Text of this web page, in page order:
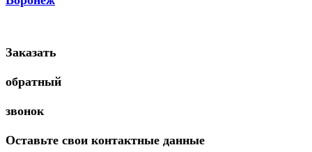
Заказать
обратный
звонок
Оставьте свои контактные данные